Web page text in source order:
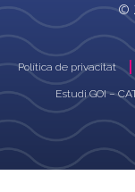
©
Política de privacitat
Estudi GOI –